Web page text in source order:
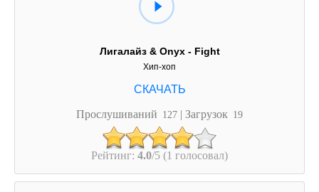
Лигалайз & Onyx - Fight
Хип-хоп
Прослушиваний 127 | Загрузок 19
Рейтинг: 4.0/5 (1 голосовал)